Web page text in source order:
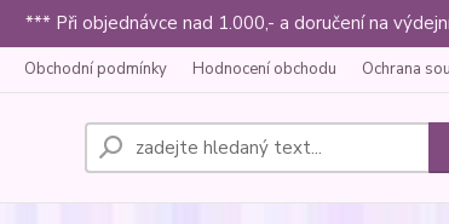
*** Při objednávce nad 1.000,- a doručení na
Obchodní podmínky Hodnocení obchodu Ochrana